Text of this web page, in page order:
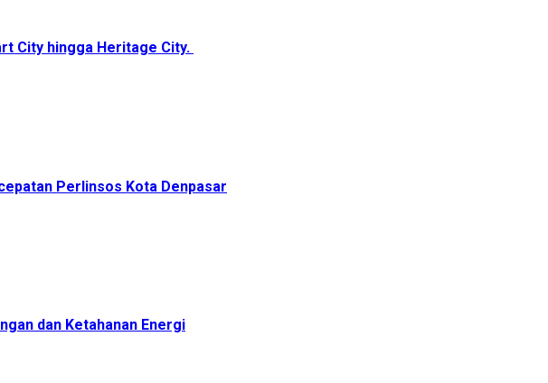
City hingga Heritage City.
Perlinsos Kota Denpasar
dan Ketahanan Energi